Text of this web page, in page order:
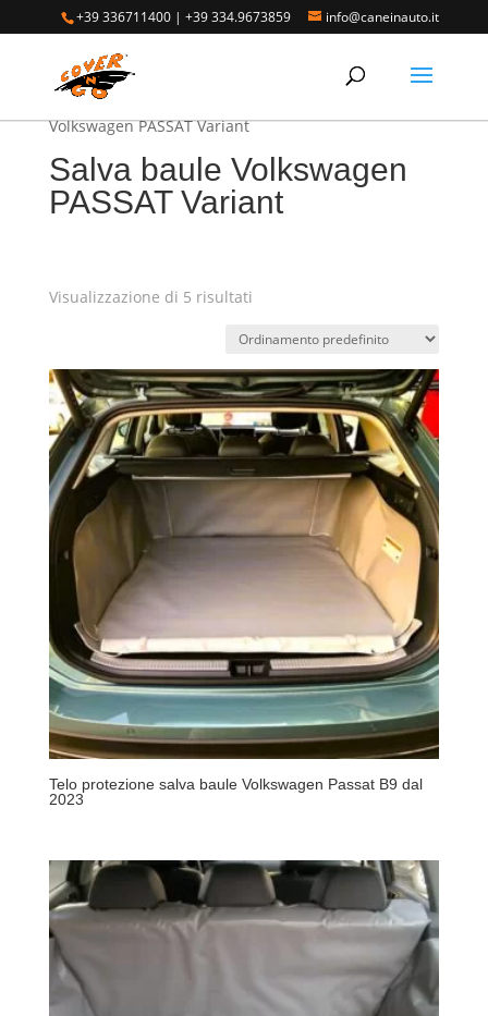
+39 336711400 |+39 334.9673859 info@caneinauto.it
Home/SALVA BAULE - Vasca Telo Copribaule
Auto/SALVA BAULE VOLKSWAGEN
Volkswagen PASSAT Variant
Salva baule Volkswagen
PASSAT Variant
Visualizzazione di 5 risultati
Telo protezione salva baule Volkswagen Passat B9 dal
2023